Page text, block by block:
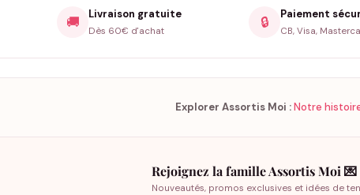
🚚 Livraison gratuite
Dès 60€ d'achat
🔒 Paiement
CB, Visa,
Explorer Assortis Moi :Notre
Rejoignez la famille Assortis Moi 💌
Nouveautés, promos exclusives et idées de